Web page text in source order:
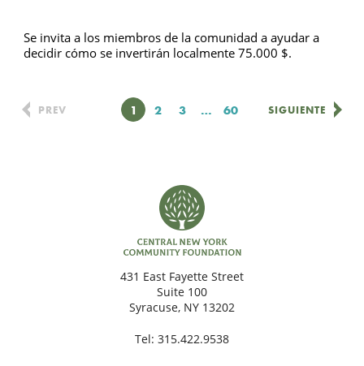
Se invita a los miembros de la comunidad a ayudar a
decidir cómo se invertirán localmente 75.000 $.
PREV Página
1 Página
2 Página
3 … Página
60 SIGUIENTE
431 East Fayette Street
Suite 100
Syracuse, NY 13202
Tel: 315.422.9538